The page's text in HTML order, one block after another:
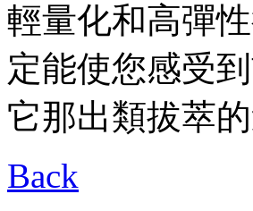
輕量化和高彈
定能使您感受
它那出類拔萃
Back